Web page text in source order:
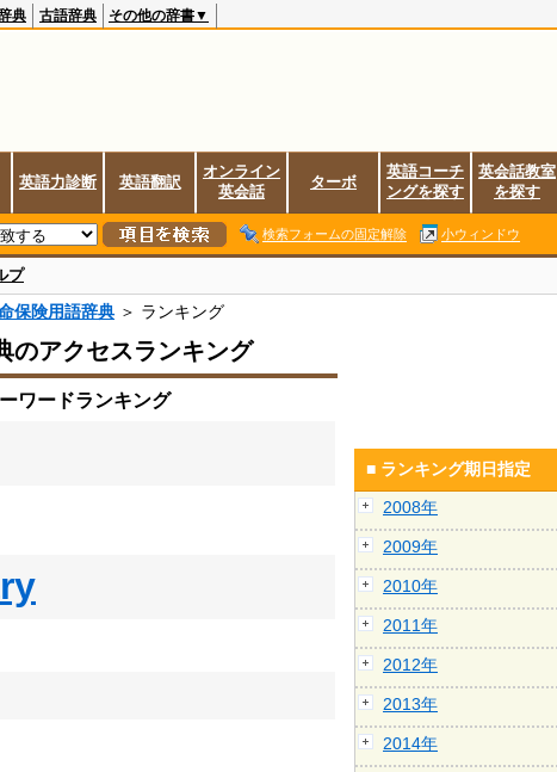
典 古語辞典 その他の辞書▼
英語力診断 英語翻訳
オンライン
英会話
ターボ
英語コーチ
ングを探す
英会話教室
を探す
検索フォームの固定解除 小ウィンドウ
プ
保険用語辞典 ＞ ランキング
のアクセスランキング
ワードランキング
■ ランキング期日指定
2008年
2009年
2010年
2011年
2012年
2013年
2014年